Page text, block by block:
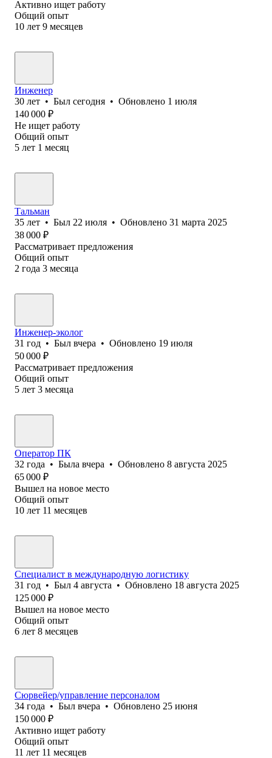
Активно ищет работу
Общий опыт
10 лет 9 месяцев
Инженер
30 лет • Был сегодня • Обновлено 1 июля
140 000 ₽
Не ищет работу
Общий опыт
5 лет 1 месяц
Тальман
35 лет • Был 22 июля • Обновлено 31 марта 2025
38 000 ₽
Рассматривает предложения
Общий опыт
2 года 3 месяца
Инженер-эколог
31 год • Был вчера • Обновлено 19 июля
50 000 ₽
Рассматривает предложения
Общий опыт
5 лет 3 месяца
Оператор ПК
32 года • Была вчера • Обновлено 8 августа 2025
65 000 ₽
Вышел на новое место
Общий опыт
10 лет 11 месяцев
Специалист в международную логистику
31 год • Был 4 августа • Обновлено 18 августа 2025
125 000 ₽
Вышел на новое место
Общий опыт
6 лет 8 месяцев
Сюрвейер/управление персоналом
34 года • Был вчера • Обновлено 25 июня
150 000 ₽
Активно ищет работу
Общий опыт
11 лет 11 месяцев